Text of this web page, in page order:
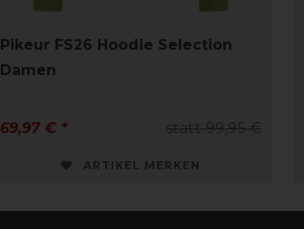
Pikeur FS26 Hoodie Selection
Damen
statt 99,95 €
69,97 € *
ARTIKEL MERKEN